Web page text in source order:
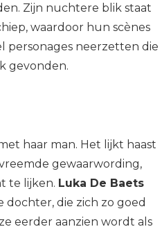
Zijn nuchtere blik staat
waardoor hun scènes
personages neerzetten die
gevonden.
haar man. Het lijkt haast
gewaarwording,
te lijken. Luka De Baets
die zich zo goed
eerder aanzien wordt als